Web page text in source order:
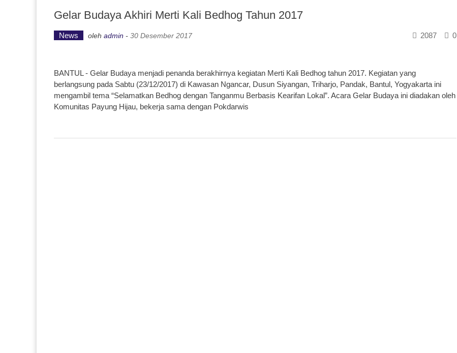
Gelar Budaya Akhiri Merti Kali Bedhog Tahun 2017
News oleh admin - 30 Desember 2017 0
2087
BANTUL - Gelar Budaya menjadi penanda berakhirnya kegiatan Merti Kali Bedhog tahun 2017. Kegiatan yang
berlangsung pada Sabtu (23/12/2017) di Kawasan Ngancar, Dusun Siyangan, Triharjo, Pandak, Bantul, Yogyakarta ini
mengambil tema “Selamatkan Bedhog dengan Tanganmu Berbasis Kearifan Lokal”. Acara Gelar Budaya ini diadakan oleh
Komunitas Payung Hijau, bekerja sama dengan Pokdarwis